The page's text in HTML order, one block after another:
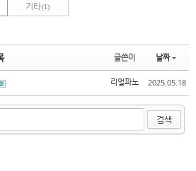
기타(1)
글쓴이 날짜
리얼파노 2025.05.18
검색
스케치북5
스케치북5